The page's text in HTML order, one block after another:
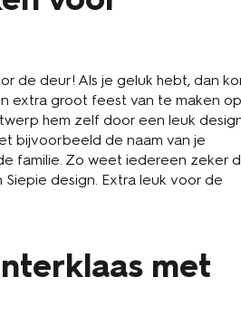
de deur! Als je geluk hebt, dan
extra groot feest van te maken op
hem zelf door een leuk
bijvoorbeeld de naam van je
familie. Zo weet iedereen zeker
design. Extra leuk voor de
met